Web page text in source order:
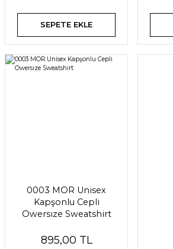
SEPETE EKLE
0003 MOR Unisex
Kapşonlu Cepli
Owersıze Sweatshirt
895,00 TL